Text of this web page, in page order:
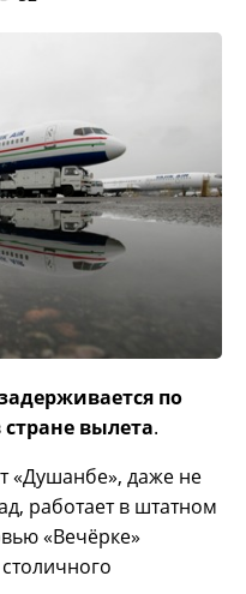
по
вылета.
даже не
работает в штатном
«Вечёрке»